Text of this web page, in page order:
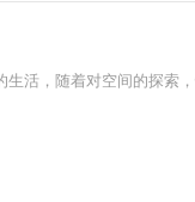
活，随着对空间的探索